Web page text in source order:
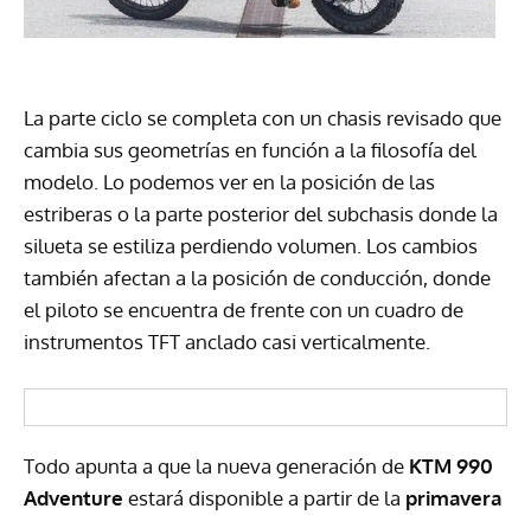
La parte ciclo se completa con un chasis revisado que
cambia sus geometrías en función a la filosofía del
modelo. Lo podemos ver en la posición de las
estriberas o la parte posterior del subchasis donde la
silueta se estiliza perdiendo volumen. Los cambios
también afectan a la posición de conducción, donde
el piloto se encuentra de frente con un cuadro de
instrumentos TFT anclado casi verticalmente.
Todo apunta a que la nueva generación de KTM 990
Adventure estará disponible a partir de la primavera